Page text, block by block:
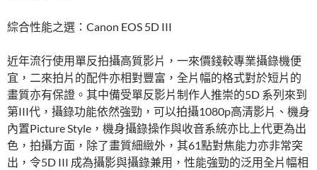
綜合性能之選：Canon EOS 5D III
近年流行使用單反拍攝高質影片，一來價錢較專業攝錄機便
宜，二來拍片的配件亦相對豐富，全片幅的格式對於短片的
畫質亦有保證。其中備受單反影片制作人推崇的5D 系列來到
第III代，攝錄功能依然強勁，可以拍攝1080p高清影片、機身
內置Picture Style，機身攝錄操作與收音系統亦比上代更為出
色，拍攝方面，除了畫質細緻外，其61點對焦能力亦非常突
出，令5D III 成為攝影與攝錄兼用，性能強勁的泛用全片幅相